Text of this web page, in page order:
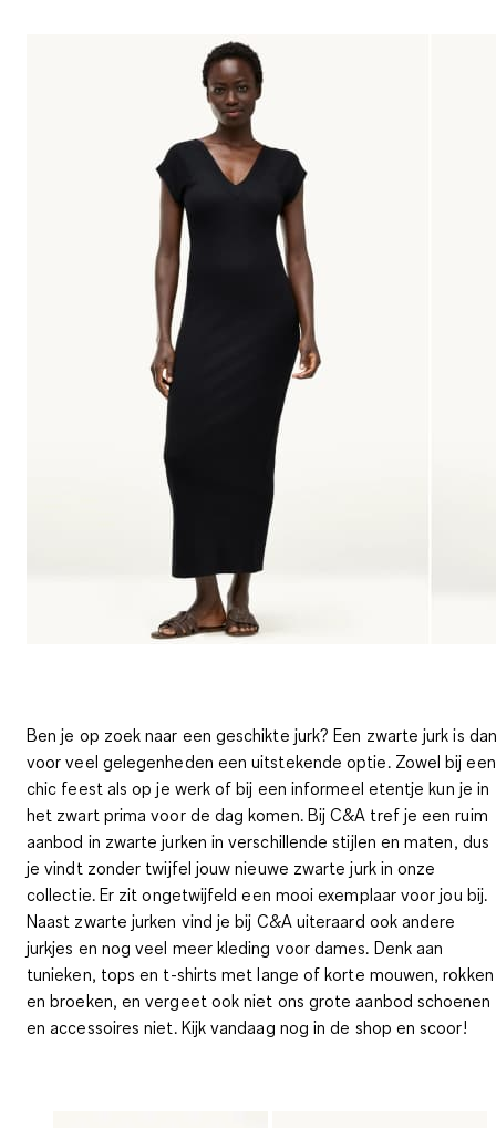
Ben je op zoek naar een geschikte jurk? Een zwarte jurk is dan
voor veel gelegenheden een uitstekende optie. Zowel bij een
chic feest als op je werk of bij een informeel etentje kun je in
het zwart prima voor de dag komen.Bij C&A tref je een ruim
aanbod in zwarte jurken in verschillende stijlen en maten, dus
je vindt zonder twijfel jouw nieuwe zwarte jurk in onze
collectie. Er zit ongetwijfeld een mooi exemplaar voor jou bij.
Naast zwarte jurken vind je bij C&A uiteraard ook andere
jurkjes en nog veel meer kleding voor dames. Denk aan
tunieken, tops en t-shirts met lange of korte mouwen, rokken
en broeken, en vergeet ook niet ons grote aanbod schoenen
en accessoires niet. Kijk vandaag nog in de shop en scoor!